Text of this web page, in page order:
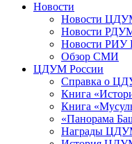
Новости
Новости
Новости
Новости
Обзор СМИ
ЦДУМ России
Справка о
Книга
Книга
«Панорама
Награды